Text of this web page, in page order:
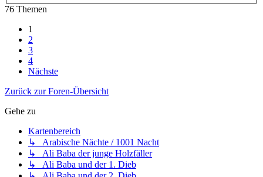
76 Themen
1
2
3
4
Nächste
Zurück zur Foren-Übersicht
Gehe zu
Kartenbereich
↳ Arabische Nächte / 1001 Nacht
↳ Ali Baba der junge Holzfäller
↳ Ali Baba und der 1. Dieb